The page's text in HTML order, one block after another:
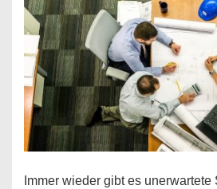
klar!
Immer wieder gibt es unerwartete